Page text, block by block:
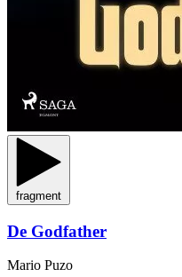
fragment
De Godfather
Mario Puzo